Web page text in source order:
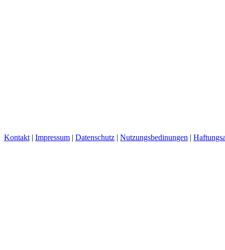
Kontakt | Impressum | Datenschutz | Nutzungsbedinungen |